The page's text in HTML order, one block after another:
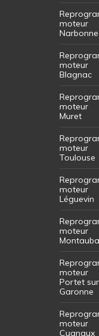
moteur
Narbonne
moteur
Blagnac
moteur
Muret
moteur
Toulouse
moteur
Léguevin
moteur
moteur
Portet sur
Garonne
moteur
Cugnaux